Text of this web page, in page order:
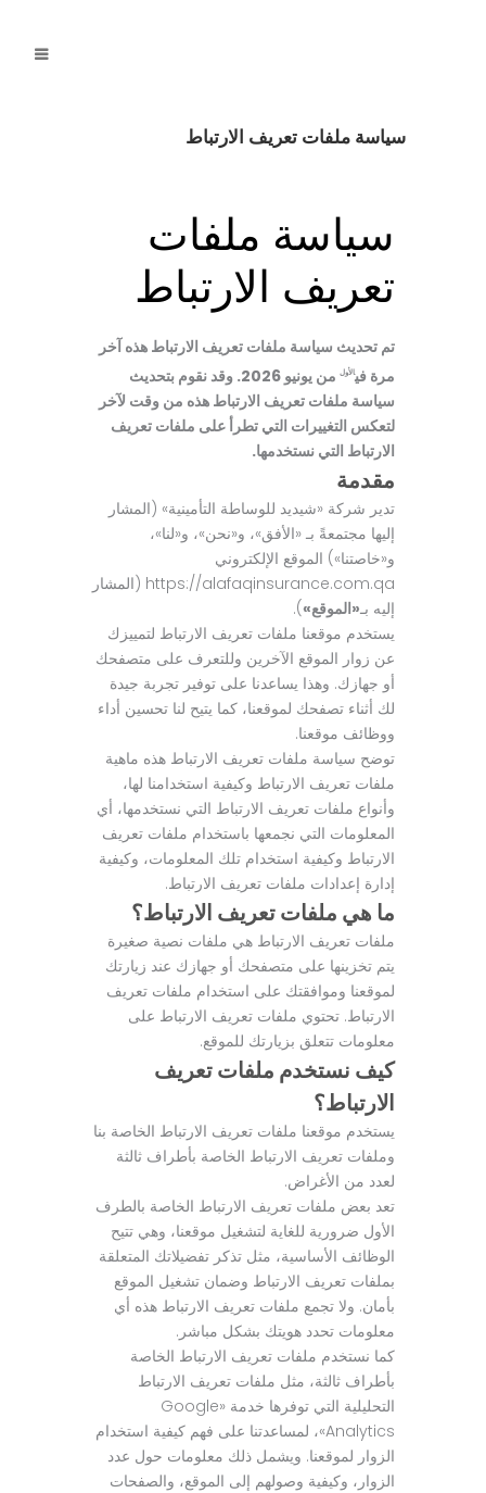
سياسة ملفات تعريف الارتباط
سياسة ملفات
تعريف الارتباط
تم تحديث سياسة ملفات تعريف الارتباط هذه آخر
مرة فيالأول
من يونيو 2026. وقد نقوم بتحديث
سياسة ملفات تعريف الارتباط هذه من وقت لآخر
لتعكس التغييرات التي تطرأ على ملفات تعريف
الارتباط التي نستخدمها.
مقدمة
تدير شركة «شيديد للوساطة التأمينية» (المشار
إليها مجتمعةً بـ «الأفق»، و«نحن»، و«لنا»،
و«خاصتنا») الموقع الإلكتروني
https://alafaqinsurance.com.qa (المشار
إليه بـ«الموقع»).
يستخدم موقعنا ملفات تعريف الارتباط لتمييزك
عن زوار الموقع الآخرين وللتعرف على متصفحك
أو جهازك. وهذا يساعدنا على توفير تجربة جيدة
لك أثناء تصفحك لموقعنا، كما يتيح لنا تحسين أداء
ووظائف موقعنا.
توضح سياسة ملفات تعريف الارتباط هذه ماهية
ملفات تعريف الارتباط وكيفية استخدامنا لها،
وأنواع ملفات تعريف الارتباط التي نستخدمها، أي
المعلومات التي نجمعها باستخدام ملفات تعريف
الارتباط وكيفية استخدام تلك المعلومات، وكيفية
إدارة إعدادات ملفات تعريف الارتباط.
ما هي ملفات تعريف الارتباط؟
ملفات تعريف الارتباط هي ملفات نصية صغيرة
يتم تخزينها على متصفحك أو جهازك عند زيارتك
لموقعنا وموافقتك على استخدام ملفات تعريف
الارتباط. تحتوي ملفات تعريف الارتباط على
معلومات تتعلق بزيارتك للموقع.
كيف نستخدم ملفات تعريف
الارتباط؟
يستخدم موقعنا ملفات تعريف الارتباط الخاصة بنا
وملفات تعريف الارتباط الخاصة بأطراف ثالثة
لعدد من الأغراض.
تعد بعض ملفات تعريف الارتباط الخاصة بالطرف
الأول ضرورية للغاية لتشغيل موقعنا، وهي تتيح
الوظائف الأساسية، مثل تذكر تفضيلاتك المتعلقة
بملفات تعريف الارتباط وضمان تشغيل الموقع
بأمان. ولا تجمع ملفات تعريف الارتباط هذه أي
معلومات تحدد هويتك بشكل مباشر.
كما نستخدم ملفات تعريف الارتباط الخاصة
بأطراف ثالثة، مثل ملفات تعريف الارتباط
التحليلية التي توفرها خدمة «Google
Analytics»، لمساعدتنا على فهم كيفية استخدام
الزوار لموقعنا. ويشمل ذلك معلومات حول عدد
الزوار، وكيفية وصولهم إلى الموقع، والصفحات